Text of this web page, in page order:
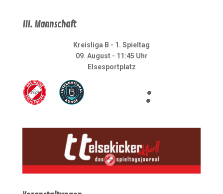
III. Mannschaft
Kreisliga B - 1. Spieltag
09. August - 11:45 Uhr
Elsesportplatz
: